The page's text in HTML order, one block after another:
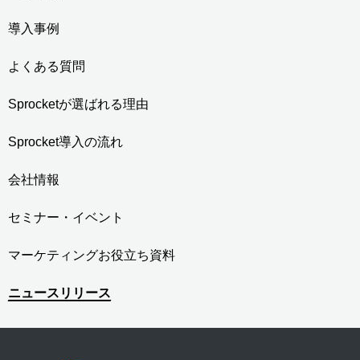
導入事例
よくある質問
Sprocketが選ばれる理由
Sprocket導入の流れ
会社情報
セミナー・イベント
マーケティングお役立ち資料
ニュースリリース